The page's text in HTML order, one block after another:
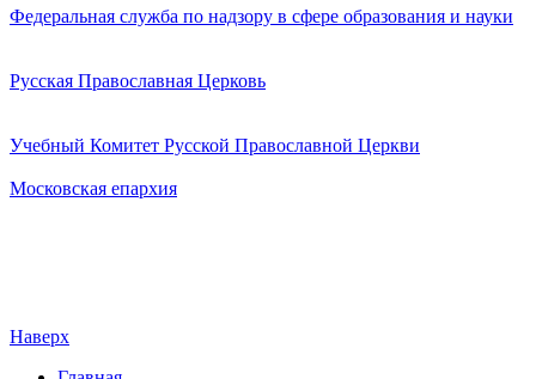
Федеральная служба по надзору в сфере образования и науки
Русская Православная Церковь
Учебный Комитет Русской Православной Церкви
Московская епархия
Наверх